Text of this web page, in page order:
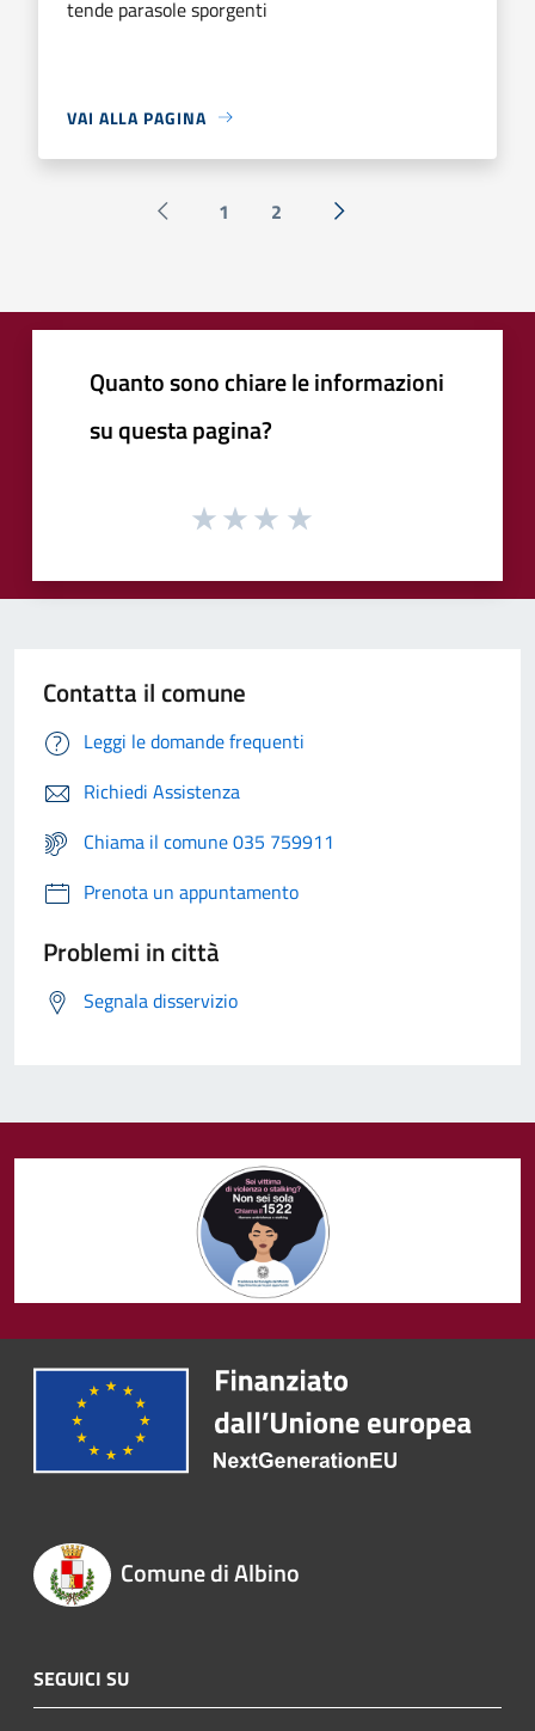
tende parasole sporgenti
VAI ALLA PAGINA
Pagina precedente
1 2 Successiva »
Quanto sono chiare le informazioni
su questa pagina?
Contatta il comune
Leggi le domande frequenti
Richiedi Assistenza
Chiama il comune 035 759911
Prenota un appuntamento
Problemi in città
Segnala disservizio
Comune di Albino
SEGUICI SU